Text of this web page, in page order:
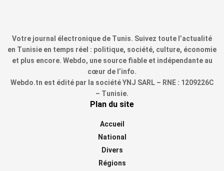
Votre journal électronique de Tunis. Suivez toute l’actualité
en Tunisie en temps réel : politique, société, culture, économie
et plus encore. Webdo, une source fiable et indépendante au
cœur de l’info.
Webdo.tn est édité par la société YNJ SARL – RNE : 1209226C
– Tunisie.
Plan du site
Accueil
National
Divers
Régions